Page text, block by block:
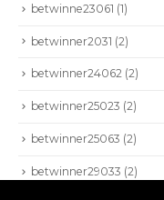
betwinne23061 (1)
betwinner2031 (2)
betwinner24062 (2)
betwinner25023 (2)
betwinner25063 (2)
betwinner29033 (2)